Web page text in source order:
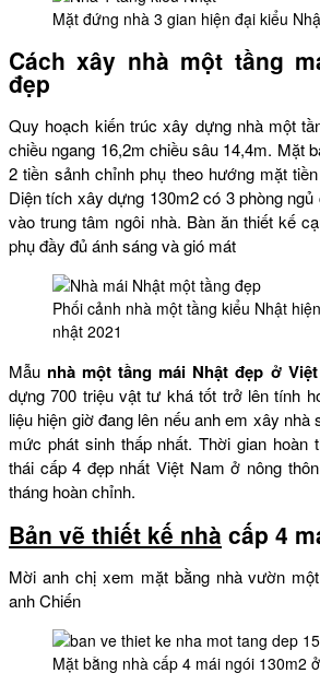
Mặt đứng nhà 3 gian hiện đại kiểu
Cách xây nhà một tầng
đẹp
Quy hoạch kiến trúc xây dựng nhà một
chiều ngang 16,2m chiều sâu 14,4m. Mặt
2 tiền sảnh chỉnh phụ theo hướng mặt
Diện tích xây dựng 130m2 có 3 phòng
vào trung tâm ngôi nhà. Bàn ăn thiết kế
phụ đầy đủ ánh sáng và gió mát
Phối cảnh nhà một tầng kiểu Nhật
nhật 2021
Mẫu nhà một tầng mái Nhật đẹp ở
dựng 700 triệu vật tư khá tốt trở lên tính
liệu hiện giờ đang lên nếu anh em xây
mức phát sinh thấp nhất. Thời gian hoàn
thái cấp 4 đẹp nhất Việt Nam ở nông
tháng hoàn chỉnh.
Bản vẽ thiết kế nhà cấp 4
Mời anh chị xem mặt bằng nhà vườn
anh Chiến
Mặt bằng nhà cấp 4 mái ngói 130m2